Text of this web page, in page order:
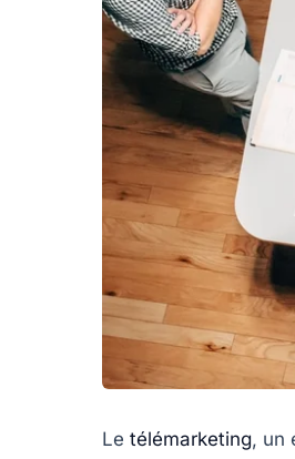
Le télémarketing, un